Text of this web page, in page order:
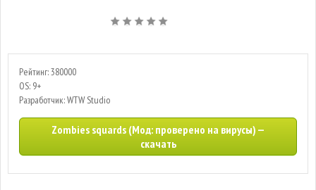
Рейтинг: 380000
OS: 9+
Разработчик: WTW Studio
Zombies squards (Мод: проверено на вирусы) —
скачать